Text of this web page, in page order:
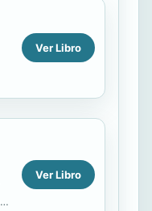
Ver Libro
Ver Libro